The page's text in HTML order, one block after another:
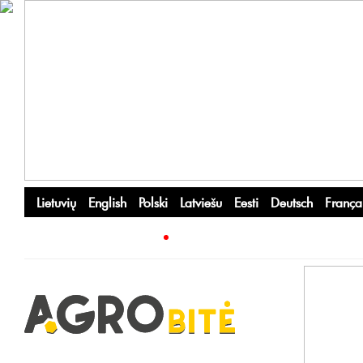
Lietuvių English Polski Latviešu Eesti Deutsch